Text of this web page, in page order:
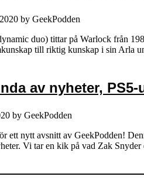
by GeekPodden
duo) tittar på Warlock från
till riktig kunskap i sin Arla
av nyheter,
by GeekPodden
ett nytt avsnitt av GeekPodden!
Vi tar en kik på vad Zak